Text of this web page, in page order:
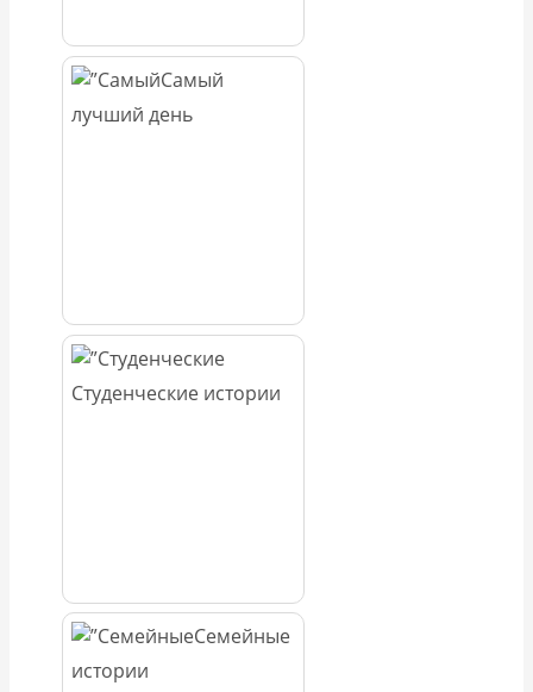
Самый
лучший день
Студенческие истории
Семейные
истории